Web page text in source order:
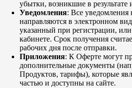
убытки, возникшие в результате
Уведомления: Все уведомления
направляются в электронном
указанный при регистрации,
кабинете. Срок получения
рабочих дня после отправки.
Приложения: К Оферте могут
дополнительные документы
Продуктов, тарифы), которые
частью и доступны на сайте.